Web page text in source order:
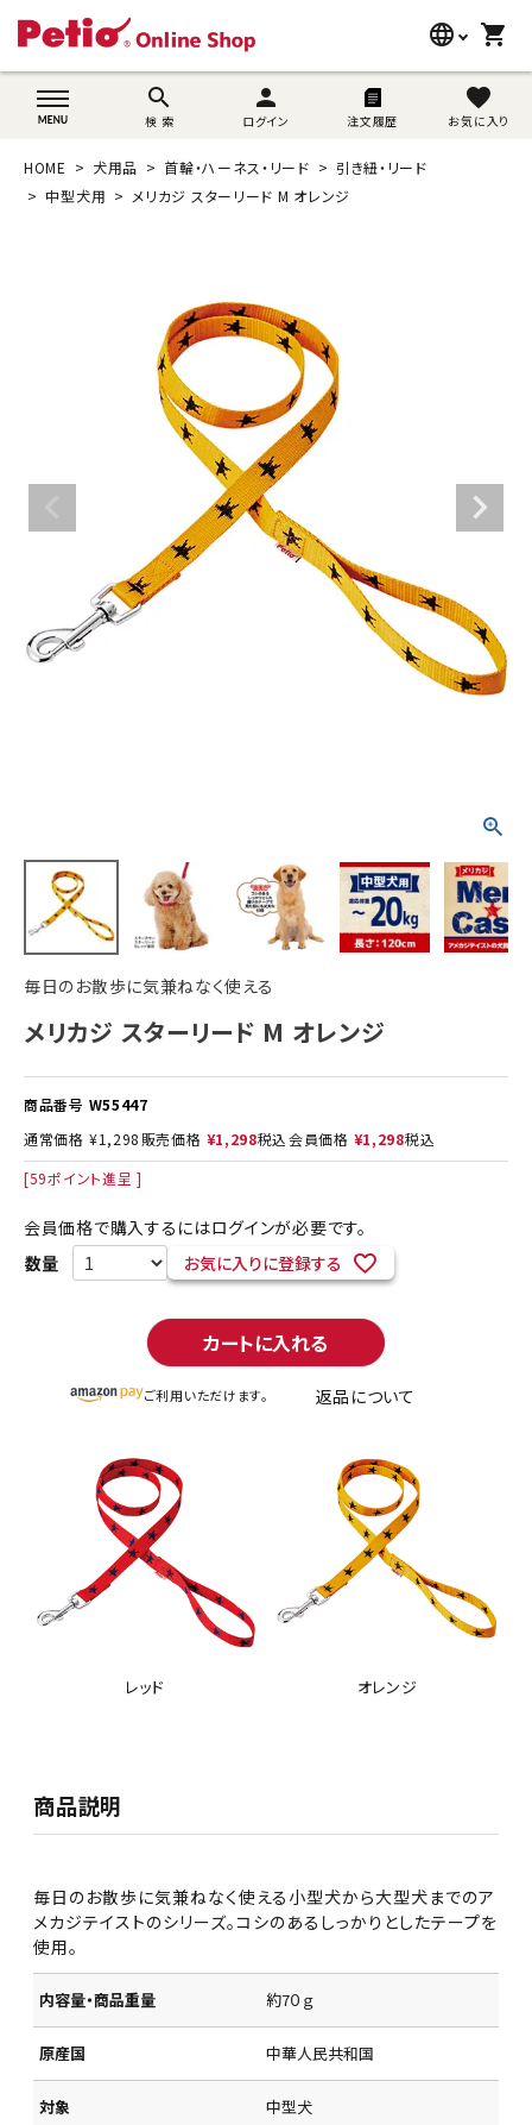
language
wovn-lang-name
shopping_cart
search
検 索
person
ログイン 注文履歴
favorite
お気に入り
search
猫用品
ブランド別に探す
目的別に探す
ACCOUNT MENU
ようこそ ゲスト 様
meeting_room ログイン 新規会員登録
HOME 犬用品 首輪・ハーネス・リード
引き紐・リード
中型犬用
メリカジ スターリード M オレンジ
毎日のお散歩に気兼ねなく使える
メリカジ スターリード M オレンジ
商品番号 W55447
通常価格 ¥1,298 販売価格 ¥1,298税込会員価格 ¥1,298税込
[59ポイント進呈 ]
会員価格で購入するにはログインが必要です。
お気に入りに登録する
カートに入れる
ご利用いただけます。 返品について
レッド オレンジ
商品説明
毎日のお散歩に気兼ねなく使える小型犬から大型犬までのア
メカジテイストのシリーズ。コシのあるしっかりとしたテープを
使用。
内容量・商品重量 約7０ｇ
原産国 中華人民共和国
対象 中型犬